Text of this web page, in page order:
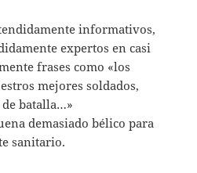
informativos,
expertos en casi
frases como «los
mejores soldados,
batalla…»
demasiado bélico para
sanitario.